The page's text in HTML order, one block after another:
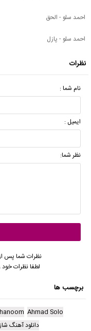
احمد سلو - الحق
احمد سلو - پازل
نظرات
نام شما :
ایمیل :
نظر شما:
نظرات شما پس
لطفا نظرات خود
برچسب ها
Ahmad Solo
دانلود آهنگ